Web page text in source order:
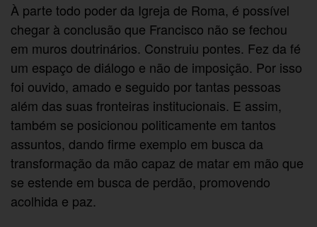
À parte todo poder da Igreja de Roma, é possível
chegar à conclusão que Francisco não se fechou
em muros doutrinários. Construiu pontes. Fez da fé
um espaço de diálogo e não de imposição. Por isso
foi ouvido, amado e seguido por tantas pessoas
além das suas fronteiras institucionais. E assim,
também se posicionou politicamente em tantos
assuntos, dando firme exemplo em busca da
transformação da mão capaz de matar em mão que
se estende em busca de perdão, promovendo
acolhida e paz.